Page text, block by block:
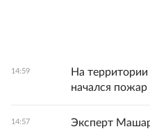
14:59
На
начался
14:57
Эксперт